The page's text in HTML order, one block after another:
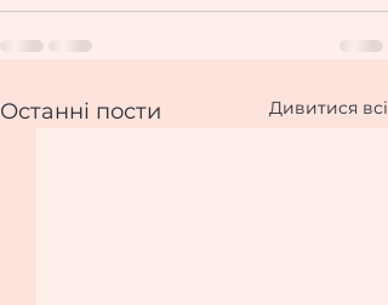
Останні пости Дивитися всі